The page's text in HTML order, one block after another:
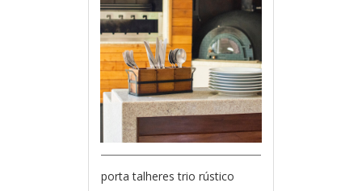
porta talheres trio rústico